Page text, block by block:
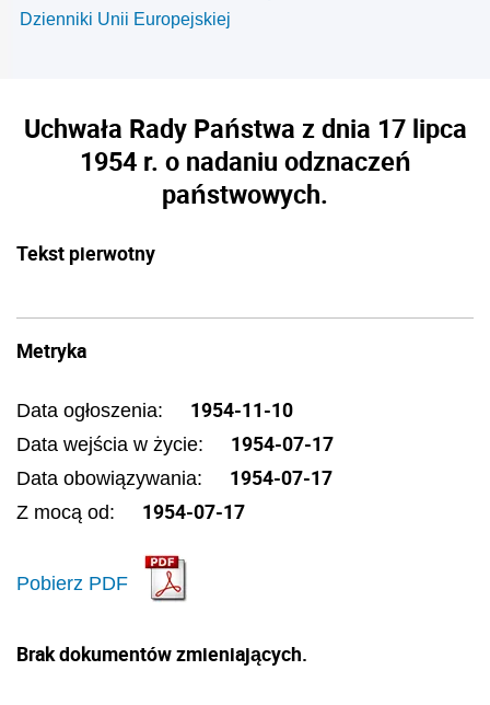
Dzienniki Unii Europejskiej
Uchwała Rady Państwa z dnia 17 lipca
1954 r. o nadaniu odznaczeń
państwowych.
Tekst pierwotny
Metryka
Data ogłoszenia: 1954-11-10
Data wejścia w życie: 1954-07-17
Data obowiązywania: 1954-07-17
Z mocą od: 1954-07-17
Pobierz PDF
Brak dokumentów zmieniających.